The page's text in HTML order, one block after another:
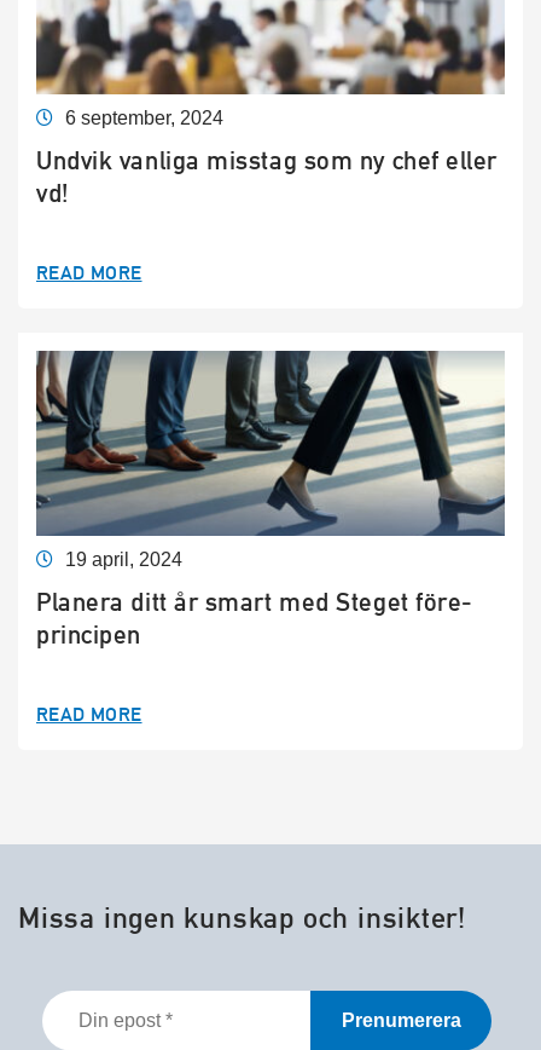
6 september, 2024
Undvik vanliga misstag som ny chef eller
vd!
READ MORE
19 april, 2024
Planera ditt år smart med Steget före-
principen
READ MORE
Missa ingen kunskap och insikter!
Din
epost